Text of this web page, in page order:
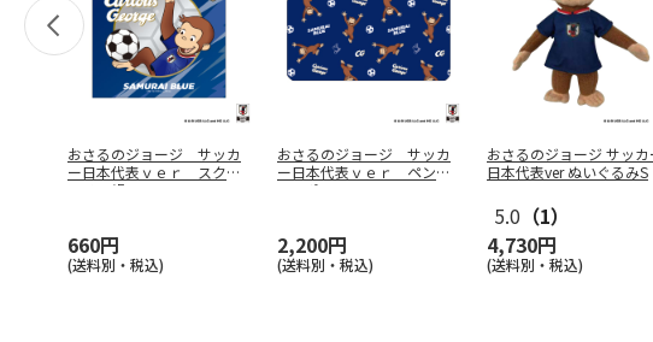
おさるのジョージ サッカ
ー日本代表ｖｅｒ スクエ
アメモ帳
660円
(送料別・税込)
おさるのジョージ サッカ
ー日本代表ｖｅｒ ペンケ
ースポーチ
2,200円
(送料別・税込)
おさるのジョージ サッカ
日本代表ver ぬいぐるみS
5.0 （1）
4,730円
(送料別・税込)